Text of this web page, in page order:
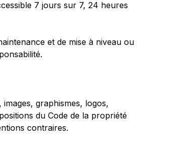
7 jours sur 7, 24 heures
et de mise à niveau ou
graphismes, logos,
du Code de la propriété
contraires.